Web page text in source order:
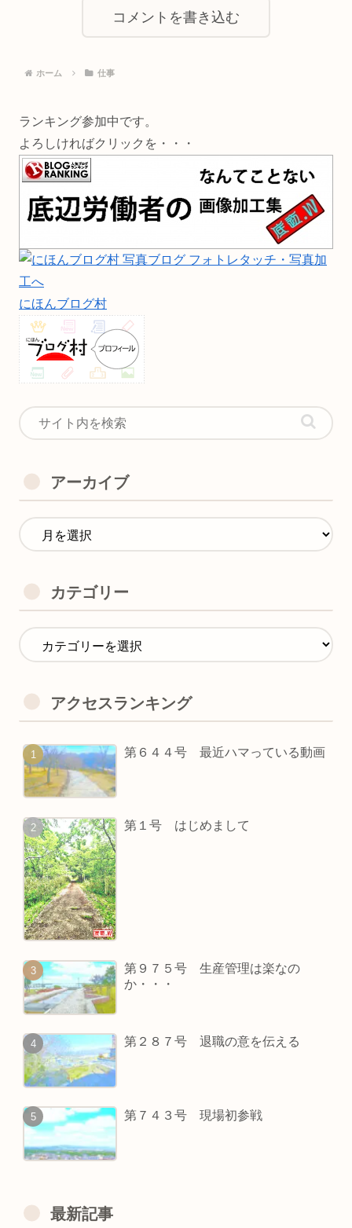
コメントを書き込む
ホーム 仕事
ランキング参加中です。
よろしければクリックを・・・
にほんブログ村
アーカイブ
カテゴリー
アクセスランキング
第６４４号 最近ハマっている動画
第１号 はじめまして
第９７５号 生産管理は楽なの
か・・・
第２８７号 退職の意を伝える
第７４３号 現場初参戦
最新記事